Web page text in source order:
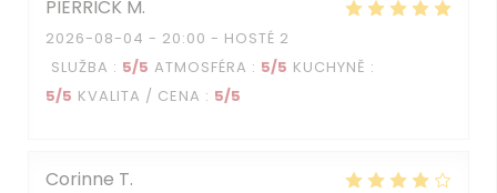
PIERRICK M
2026-08-04 - 20:00 - HOSTÉ 2
SLUŽBA : 5/5 ATMOSFÉRA : 5/5 KUCHYNĚ :
5/5 KVALITA / CENA : 5/5
Corinne T